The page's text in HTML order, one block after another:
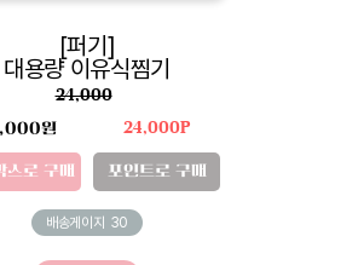
[퍼기]
대용량 이유식찜기
24,000
원
스로 구매
24,000P
포인트로 구매
배송게이지 30